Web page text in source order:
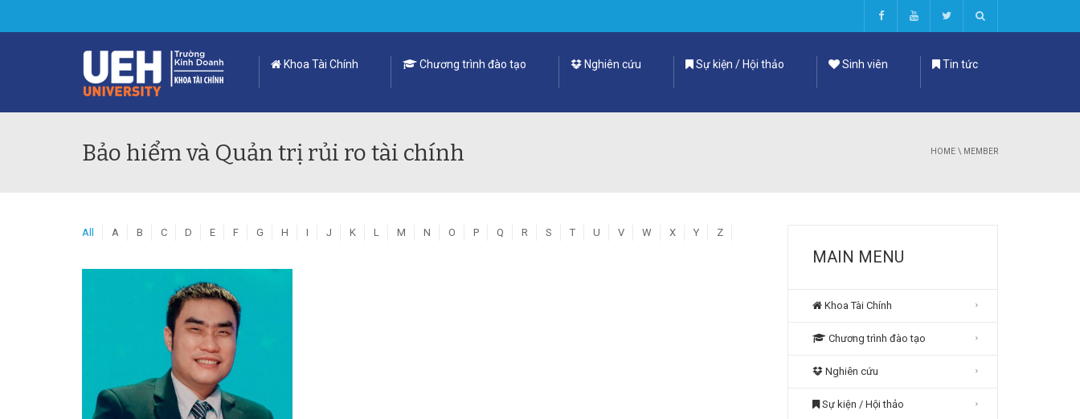
Khoa Tài Chính Chương trình đào tạo Nghiên cứu Sự kiện / Hội thảo Sinh viên Tin tức
Bảo hiểm và Quản trị rủi ro tài chính HOME \ MEMBER
All A B C D E F G H I J K L M N O P Q R S T U V W X Y Z
MAIN MENU
Khoa Tài Chính
Chương trình đào tạo
Nghiên cứu
Sự kiện / Hội thảo